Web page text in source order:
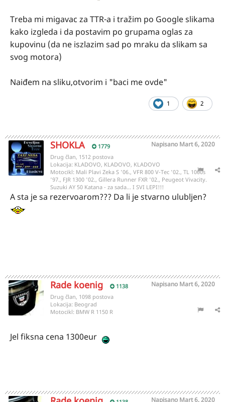
Treba mi migavac za TTR-a i tražim po Google slikama
kako izgleda i da postavim po grupama oglas za
kupovinu (da ne iszlazim sad po mraku da slikam sa
svog motora)
Naiđem na sliku,otvorim i "baci me ovde"
1 2
SHOKLA 1779 Napisano Mart 6, 2020
Drug član, 1512 postova
Lokacija: KLADOVO, KLADOVO, KLADOVO
Motocikl: Mali Plavi Zeka S '06., VFR 800 V-Tec '02., TL 1000s
'97., FJR 1300 '02., Gillera Runner FXR '02., Peugeot Vivacity.
Suzuki AY 50 Katana - za sada... I SVI LEPI!!!
A sta je sa rezervoarom??? Da li je stvarno ulubljen?
Rade koenig 1138 Napisano Mart 6, 2020
Drug član, 1098 postova
Lokacija: Beograd
Motocikl: BMW R 1150 R
Jel fiksna cena 1300eur
Napisano Mart 6, 2020